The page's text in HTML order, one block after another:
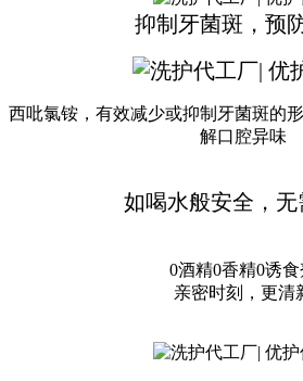
抑制牙菌斑，预
西吡氯铵，有效减少或抑制牙菌斑的
解口腔异味
如喝水般安全，无
0酒精0香精0诱食
亲密时刻，更清